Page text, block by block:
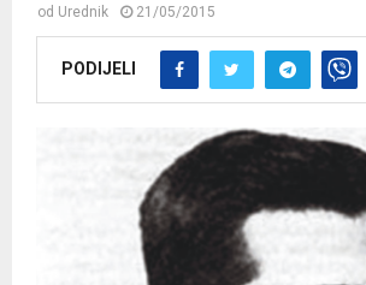
od Urednik 21/05/2015
PODIJELI